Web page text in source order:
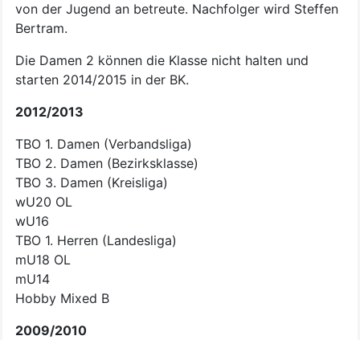
von der Jugend an betreute. Nachfolger wird Steffen
Bertram.
Die Damen 2 können die Klasse nicht halten und
starten 2014/2015 in der BK.
2012/2013
TBO 1. Damen (Verbandsliga)
TBO 2. Damen (Bezirksklasse)
TBO 3. Damen (Kreisliga)
wU20 OL
wU16
TBO 1. Herren (Landesliga)
mU18 OL
mU14
Hobby Mixed B
2009/2010